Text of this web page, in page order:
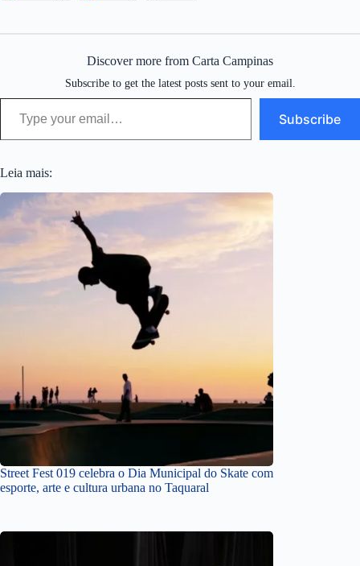
Discover more from Carta Campinas
Subscribe to get the latest posts sent to your email.
Type your email…
Subscribe
Leia mais:
Street Fest 019 celebra o Dia Municipal do Skate com
esporte, arte e cultura urbana no Taquaral